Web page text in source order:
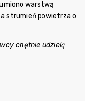
warstwą
strumień powietrza o
chętnie udzielą